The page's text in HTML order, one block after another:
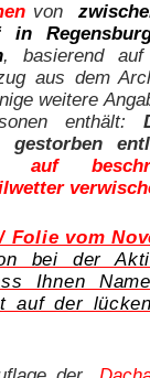
von
in
, basierend auf
aus dem
weitere
enthält:
auf
Folie vom
bei der
Ihnen
auf der